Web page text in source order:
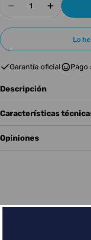
Disminuir
Lo
Garantía oficial Pago
Descripción
Características
Opiniones